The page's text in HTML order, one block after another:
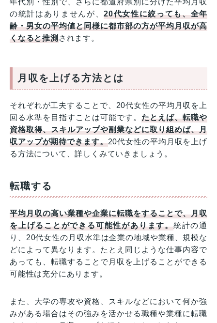
年代別・性別で、さらに都道府県別に分けた平均月収
の統計はありませんが、20代女性に絞っても、全年
齢・男女の平均値と同様に都市部の方が平均月収が高
くなると推測されます。
月収を上げる方法とは
それぞれが工夫することで、20代女性の平均月収を上
回る水準を目指すことは可能です。たとえば、転職や
資格取得、スキルアップや副業などに取り組めば、月
収アップが期待できます。20代女性の平均月収を上げ
る方法について、詳しくみていきましょう。
転職する
平均月収の高い業種や企業に転職をすることで、月収
を上げることができる可能性があります。統計の通
り、20代女性の月収水準は企業の地域や業種、規模な
どによって異なります。たとえ同じような仕事内容で
あっても、転職することで月収を上げることができる
可能性は充分にあります。
また、大学の専攻や資格、スキルなどにおいて何か強
みがある場合はその強みを活かせる職種や業種に転職